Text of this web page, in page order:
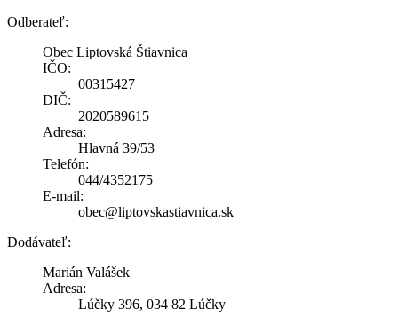
Odberateľ:
Obec Liptovská Štiavnica
IČO:
00315427
DIČ:
2020589615
Adresa:
Hlavná 39/53
Telefón:
044/4352175
E-mail:
obec@liptovskastiavnica.sk
Dodávateľ:
Marián Valášek
Adresa:
Lúčky 396, 034 82 Lúčky